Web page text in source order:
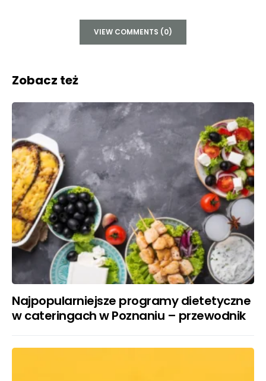
VIEW COMMENTS (0)
Zobacz też
Najpopularniejsze programy dietetyczne
w cateringach w Poznaniu – przewodnik